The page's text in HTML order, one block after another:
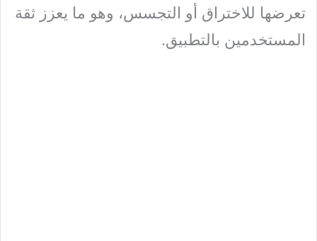
تعرضها للاختراق أو التجسس، وهو ما يعزز ثقة
المستخدمين بالتطبيق.